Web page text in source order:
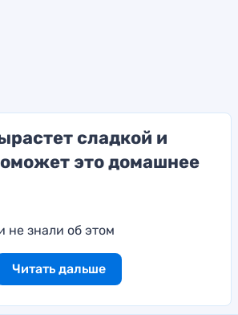
сладкой и
это домашнее
не знали об этом
Читать дальше